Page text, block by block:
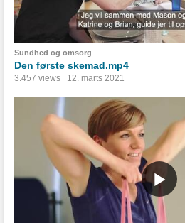
Sundhed og omsorg
Den første skemad.mp4
3.457 views 12. marts 2021